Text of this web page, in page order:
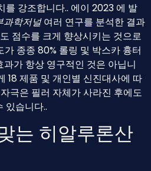
를 강조합니다.. 에이 2023 에 발
과학저널여러 연구를 분석한 결과
점수를 크게 향상시키는 것으로
가 종종 80% 롤링 및 박스카 흉터
가 항상 영구적인 것은 아닙니
18 제품 및 개인별 신진대사에 따
극은 필러 자체가 사라진 후에도
있습니다..
는 히알루론산